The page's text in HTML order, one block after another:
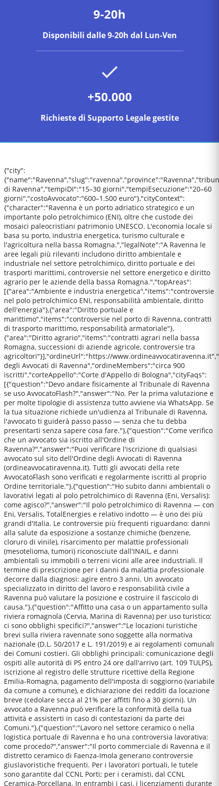
9-20h
Disponibili dalle 9-20h dal Lun-Ven
+50.000
Richieste di Supporto Legale gestite
{"city":
di Ravenna","tempiDI":"15–30 giorni","tempiEsecuzione":"20–60
giorni","costoAvvocato":"600–1.500 euro"},"cityContext":
{"character":"Ravenna è un porto adriatico strategico e un
importante polo petrolchimico (ENI), oltre che custode dei
mosaici paleocristiani patrimonio UNESCO. L'economia locale si
basa su porto, industria energetica, turismo culturale e
l'agricoltura nella bassa Romagna.","legalNote":"A Ravenna le
aree legali più rilevanti includono diritto ambientale e
industriale nel settore petrolchimico, diritto portuale e dei
trasporti marittimi, controversie nel settore energetico e diritto
agrario per le aziende della bassa Romagna.","topAreas":
[{"area":"Ambiente e industria energetica","items":"controversie
nel polo petrolchimico ENI, responsabilità ambientale, diritto
dell'energia"},{"area":"Diritto portuale e
marittimo","items":"controversie nel porto di Ravenna, contratti
di trasporto marittimo, responsabilità armatoriale"},
{"area":"Diritto agrario","items":"contratti agrari nella bassa
Romagna, successioni di aziende agricole, controversie tra
agricoltori"}],"ordineUrl":"https://
degli Avvocati di Ravenna","ordineMembers":"circa 900
iscritti","corteAppello":"Corte d'Appello di Bologna","cityFaqs":
[{"question":"Devo andare fisicamente al Tribunale di Ravenna
se uso AvvocatoFlash?","answer":"No. Per la prima valutazione e
per molte tipologie di assistenza tutto avviene via WhatsApp. Se
la tua situazione richiede un'udienza al Tribunale di Ravenna,
l'avvocato ti guiderà passo passo — senza che tu debba
presentarti senza sapere cosa fare."},{"question":"Come verifico
che un avvocato sia iscritto all'Ordine di
Ravenna?","answer":"Puoi verificare l'iscrizione di qualsiasi
avvocato sul sito dell'Ordine degli Avvocati di Ravenna
(ordineavvocatiravenna.it). Tutti gli avvocati della rete
AvvocatoFlash sono verificati e regolarmente iscritti al proprio
Ordine territoriale."},{"question":"Ho subito danni ambientali o
lavorativi legati al polo petrolchimico di Ravenna (Eni, Versalis):
come agisco?","answer":"Il polo petrolchimico di Ravenna — con
Eni, Versalis, TotalEnergies e relativo indotto — è uno dei più
grandi d'Italia. Le controversie più frequenti riguardano: danni
alla salute da esposizione a sostanze chimiche (benzene,
cloruro di vinile), risarcimento per malattie professionali
(mesotelioma, tumori) riconosciute dall'INAIL, e danni
ambientali su immobili o terreni vicini alle aree industriali. Il
termine di prescrizione per i danni da malattia professionale
decorre dalla diagnosi: agire entro 3 anni. Un avvocato
specializzato in diritto del lavoro e responsabilità civile a
Ravenna può valutare la posizione e costruire il fascicolo di
causa."},{"question":"Affitto una casa o un appartamento sulla
riviera romagnola (Cervia, Marina di Ravenna) per uso turistico:
ci sono obblighi specifici?","answer":"Le locazioni turistiche
brevi sulla riviera ravennate sono soggette alla normativa
nazionale (D.L. 50/2017 e L. 191/2019) e ai regolamenti comunali
dei Comuni costieri. Gli obblighi principali: comunicazione degli
ospiti alle autorità di PS entro 24 ore dall'arrivo (art. 109 TULPS),
iscrizione al registro delle strutture ricettive della Regione
Emilia-Romagna, pagamento dell'imposta di soggiorno (variabile
da comune a comune), e dichiarazione dei redditi da locazione
breve (cedolare secca al 21% per affitti fino a 30 giorni). Un
avvocato a Ravenna può verificare la conformità della tua
attività e assisterti in caso di contestazioni da parte dei
Comuni."},{"question":"Lavoro nel settore ceramico o nella
logistica portuale di Ravenna e ho una controversia lavorativa:
come procedo?","answer":"Il porto commerciale di Ravenna e il
distretto ceramico di Faenza-Imola generano controversie
giuslavoristiche frequenti. Per i lavoratori portuali, le tutele
sono garantite dal CCNL Porti; per i ceramisti, dal CCNL
Ceramica-Porcellana. In entrambi i casi, i licenziamenti durante